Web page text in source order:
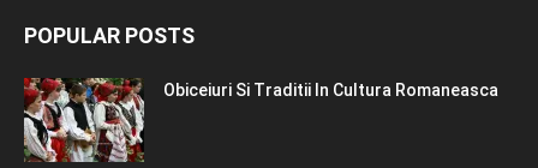
POPULAR POSTS
Obiceiuri Si Traditii In Cultura Romaneasca